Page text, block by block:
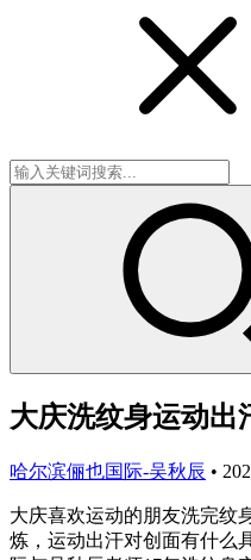
大庆洗纹身运动出
哈尔滨俪也国际-吴秋辰 •
大庆喜欢运动的朋友洗完纹
炼，运动出汗对创面有什么